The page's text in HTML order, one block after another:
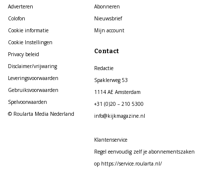
Adverteren
Colofon
Cookie informatie
Cookie Instellingen
Privacy beleid
Disclaimer/vrijwaring
Leveringsvoorwaarden
Gebruiksvoorwaarden
Spelvoorwaarden
© Roularta Media Nederland
Abonneren
Nieuwsbrief
Mijn account
Contact
Redactie
Spaklerweg 53
1114 AE Amsterdam
+31 (0)20 – 210 5300
info@kijkmagazine.nl
Klantenservice
Regel eenvoudig zelf je abonnementszaken
op https://service.roularta.nl/